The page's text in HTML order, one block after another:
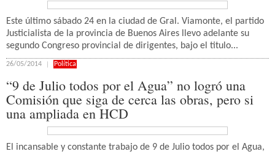
Este último sábado 24 en la ciudad de Gral. Viamonte, el partido
Justicialista de la provincia de Buenos Aires llevo adelante su
segundo Congreso provincial de dirigentes, bajo el titulo...
26/05/2014 Política
“9 de Julio todos por el Agua” no logró una
Comisión que siga de cerca las obras, pero si
una ampliada en HCD
El incansable y constante trabajo de 9 de Julio todos por el Agua,